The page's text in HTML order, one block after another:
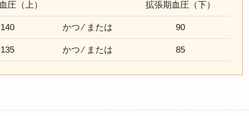
圧（上） 拡張期血圧（下）
140 かつ ⁄ または 90
135 かつ ⁄ または 85